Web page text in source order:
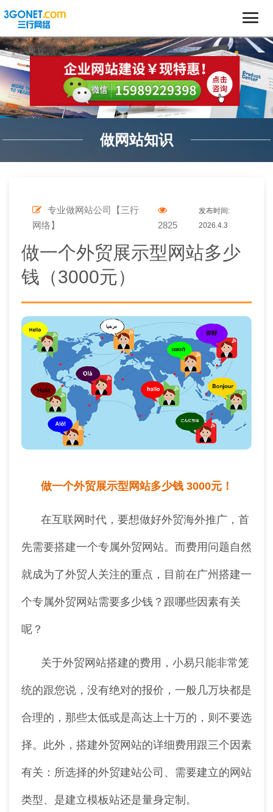
做网站知识
专业做网站公司【三行
网络】
2825
发布时间:
2026.4.3
做一个外贸展示型网站多少
钱（3000元）
做一个外贸展示型网站多少钱 3000元！
在互联网时代，要想做好外贸海外推广，首
先需要搭建一个专属外贸网站。而费用问题自然
就成为了外贸人关注的重点，目前在广州搭建一
个专属外贸网站需要多少钱？跟哪些因素有关
呢？
关于外贸网站搭建的费用，小易只能非常笼
统的跟您说，没有绝对的报价，一般几万块都是
合理的，那些太低或是高达上十万的，则不要选
择。此外，搭建外贸网站的详细费用跟三个因素
有关：所选择的外贸建站公司、需要建立的网站
类型、是建立模板站还是量身定制。